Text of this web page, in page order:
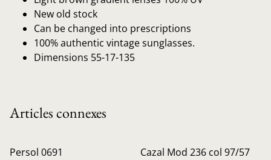
New old stock
Can be changed into prescriptions
100% authentic vintage sunglasses.
Dimensions 55-17-135
Articles connexes
Persol 0691
Cazal Mod 236 col 97/57